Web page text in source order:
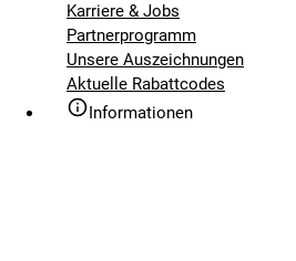
Karriere & Jobs
Partnerprogramm
Unsere Auszeichnungen
Aktuelle Rabattcodes
Informationen